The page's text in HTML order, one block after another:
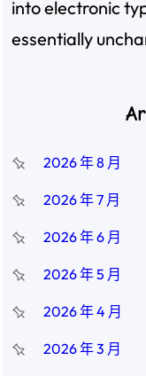
into electronic
essentially
2026 年 8 月
2026 年 7 月
2026 年 6 月
2026 年 5 月
2026 年 4 月
2026 年 3 月